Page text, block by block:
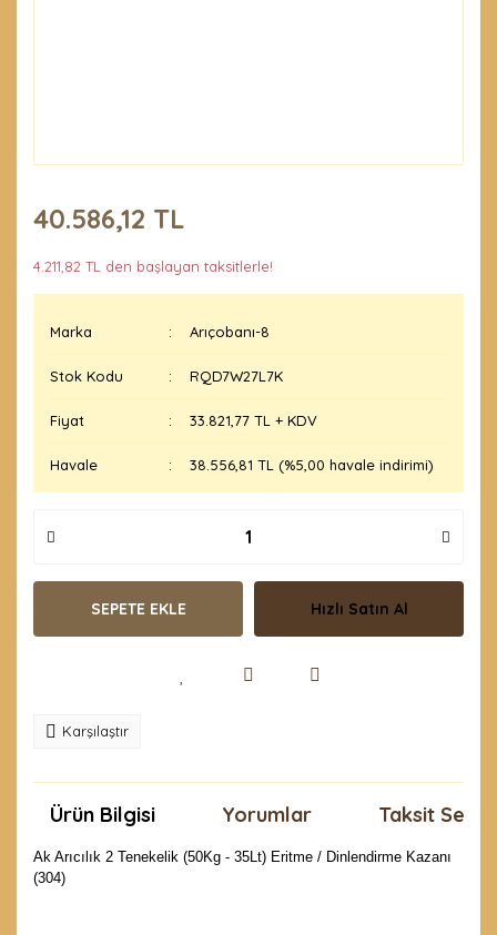
40.586,12 TL
4.211,82 TL den başlayan taksitlerle!
Marka Arıçobanı-8
Stok Kodu RQD7W27L7K
Fiyat 33.821,77 TL + KDV
Havale 38.556,81 TL (%5,00 havale indirimi)
SEPETE EKLE Hızlı Satın Al
Karşılaştır
Ürün Bilgisi Yorumlar Taksit
Ak Arıcılık 2 Tenekelik (50Kg - 35Lt) Eritme / Dinlendirme Kazanı
(304)